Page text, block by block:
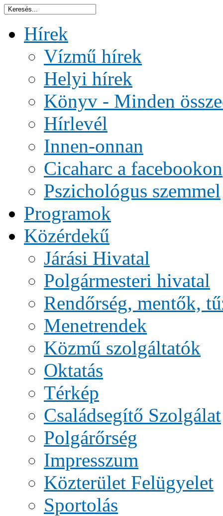
Hírek
Vízmű hírek
Helyi hírek
Könyv - Minden
Hírlevél
Innen-onnan
Cicaharc a facebookon
Pszichológus szemmel
Programok
Közérdekű
Járási Hivatal
Polgármesteri hivatal
Rendőrség, mentők,
Menetrendek
Közmű szolgáltatók
Oktatás
Térkép
Családsegítő Szolgálat
Polgárőrség
Impresszum
Közterület Felügyelet
Sportolás